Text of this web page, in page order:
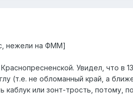
нежели на ФММ]
Увидел, что
(т.е. не обломанный край, а
или зонт-трость, потому,